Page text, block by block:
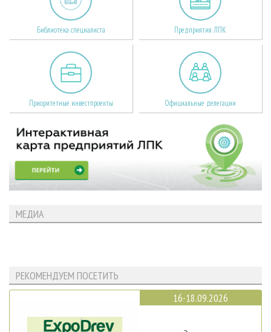
Библиотека специалиста Предприятия ЛПК
Приоритетные инвестпроекты Официальные делегации
МЕДИА
РЕКОМЕНДУЕМ ПОСЕТИТЬ
16-18.09.2026